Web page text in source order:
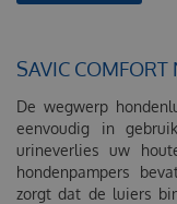
SAVIC COMFORT
De wegwerp
eenvoudig in
urineverlies uw
hondenpampers
zorgt dat de luiers